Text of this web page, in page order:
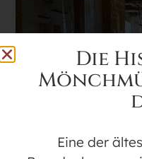
Die
Eine der